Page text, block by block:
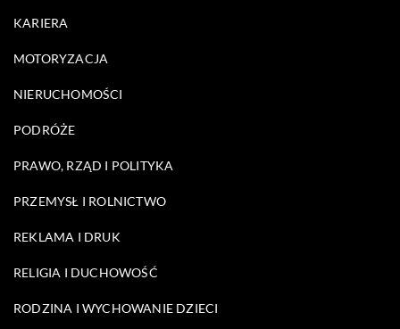
KARIERA
MOTORYZACJA
NIERUCHOMOŚCI
PODRÓŻE
PRAWO, RZĄD I POLITYKA
PRZEMYSŁ I ROLNICTWO
REKLAMA I DRUK
RELIGIA I DUCHOWOŚĆ
RODZINA I WYCHOWANIE DZIECI